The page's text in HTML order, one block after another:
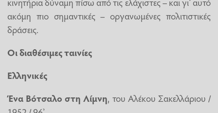
ακόμη πιο σημαντικές – οργανωμένες πολιτιστικές
δράσεις.
Οι διαθέσιμες ταινίες
Ελληνικές
Ένα Βότσαλο στη Λίμνη, του Αλέκου Σακελλάριου /